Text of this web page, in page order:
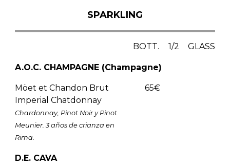
SPARKLING
BOTT. 1/2 GLASS
A.O.C. CHAMPAGNE (Champagne)
Möet et Chandon Brut
Imperial Chatdonnay
Chardonnay, Pinot Noir y Pinot
Meunier. 3 años de crianza en
Rima.
65€
D.E. CAVA